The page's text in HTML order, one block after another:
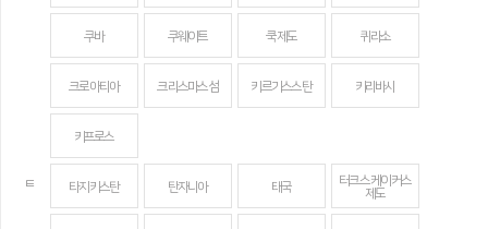
쿠바 쿠웨이트 쿡 제도 퀴라소
크로아티아 크리스마스섬 키르기스스탄 키리바시
키프로스
ㅌ 타지키스탄 탄자니아 태국
터크스 케이커스
제도